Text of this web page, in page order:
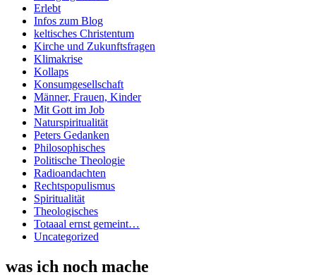
Erlebt
Infos zum Blog
keltisches Christentum
Kirche und Zukunftsfragen
Klimakrise
Kollaps
Konsumgesellschaft
Männer, Frauen, Kinder
Mit Gott im Job
Naturspiritualität
Peters Gedanken
Philosophisches
Politische Theologie
Radioandachten
Rechtspopulismus
Spiritualität
Theologisches
Totaaal ernst gemeint…
Uncategorized
was ich noch mache